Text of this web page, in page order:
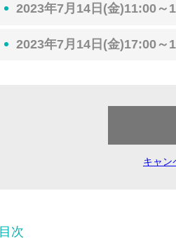
2023年7月14日(金)11:00～
2023年7月14日(金)17:00～
キャン
目次